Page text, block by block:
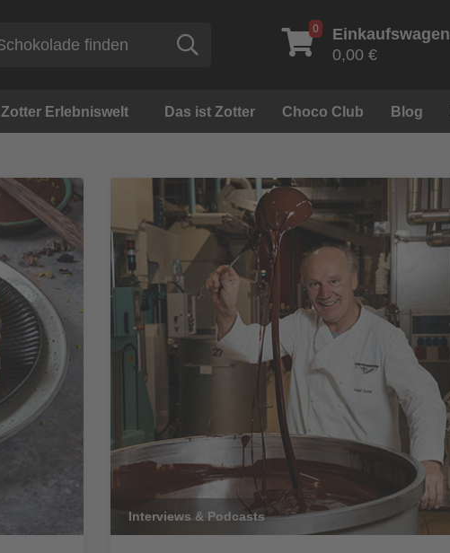
0
Einkaufswagen
0,00 €
Zotter Erlebniswelt Das ist Zotter Choco Club Blog
Interviews & Podcasts